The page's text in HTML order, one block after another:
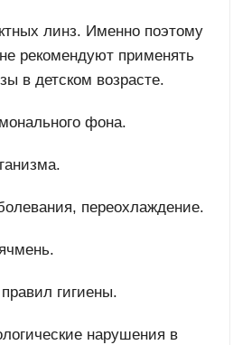
линз. Именно поэтому
рекомендуют применять
в детском возрасте.
фона.
переохлаждение.
гигиены.
нарушения в